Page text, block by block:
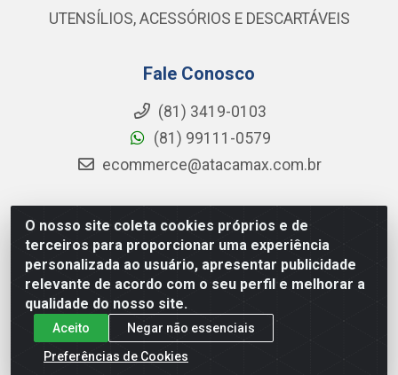
O nosso site coleta cookies próprios e de
terceiros para proporcionar uma experiência
personalizada ao usuário, apresentar publicidade
relevante de acordo com o seu perfil e melhorar a
qualidade do nosso site.
Aceito
Negar não essenciais
Preferências de Cookies
UTENSÍLIOS, ACESSÓRIOS E DESCARTÁVEIS
Fale Conosco
(81) 3419-0103
(81) 99111-0579
ecommerce@atacamax.com.br
Atacamax Importadora de Alimentos LTDA - RODOVIA BR-
101 - SUL, KM 79,60 GP E GALPAO:D - Muribeca, Jaboatão dos
Guararapes - PE, 54355-010 - CNPJ 08.305.623/0001-84